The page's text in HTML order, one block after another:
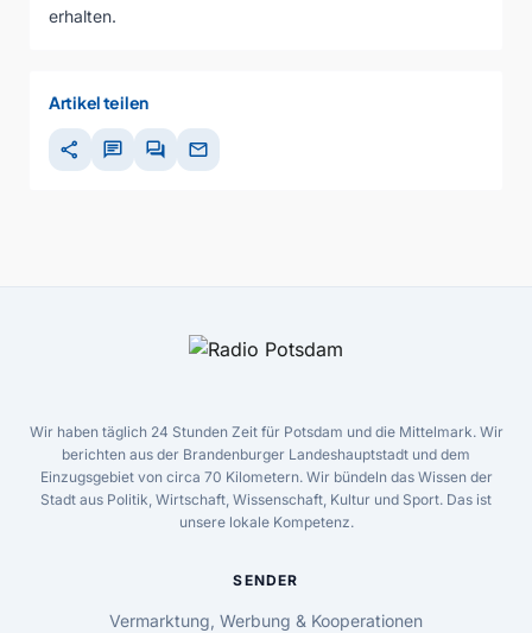
erhalten.
Artikel teilen
share chat forum mail
Wir haben täglich 24 Stunden Zeit für Potsdam und die Mittelmark. Wir
berichten aus der Brandenburger Landeshauptstadt und dem
Einzugsgebiet von circa 70 Kilometern. Wir bündeln das Wissen der
Stadt aus Politik, Wirtschaft, Wissenschaft, Kultur und Sport. Das ist
unsere lokale Kompetenz.
SENDER
Vermarktung, Werbung & Kooperationen